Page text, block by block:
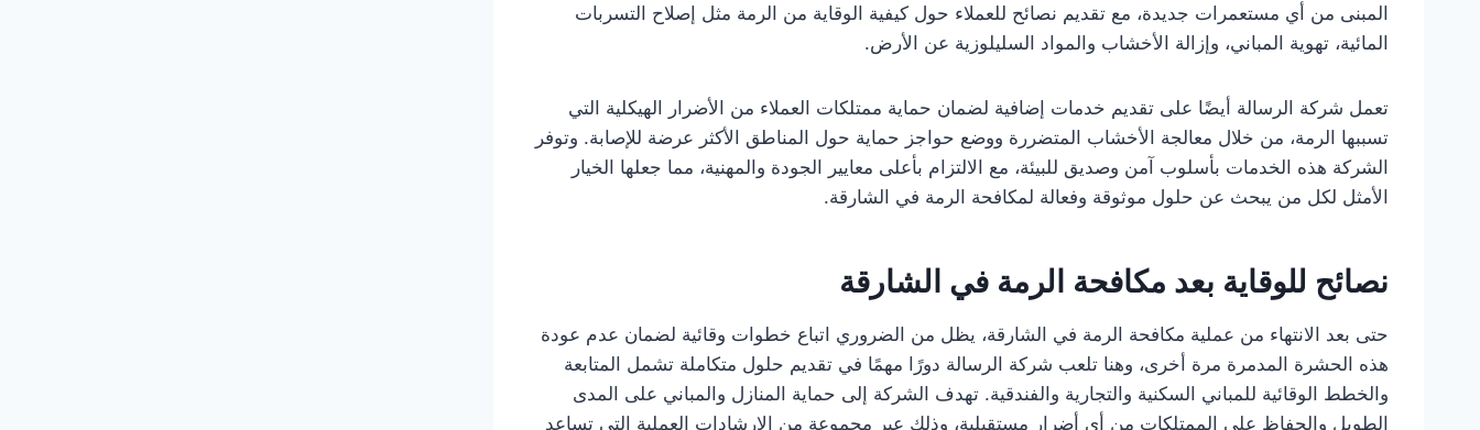
المبنى من أي مستعمرات جديدة، مع تقديم نصائح للعملاء حول كيفية الوقاية من الرمة مثل إصلاح التسربات
المائية، تهوية المباني، وإزالة الأخشاب والمواد السليلوزية عن الأرض.
تعمل شركة الرسالة أيضًا على تقديم خدمات إضافية لضمان حماية ممتلكات العملاء من الأضرار الهيكلية التي
تسببها الرمة، من خلال معالجة الأخشاب المتضررة ووضع حواجز حماية حول المناطق الأكثر عرضة للإصابة. وتوفر
الشركة هذه الخدمات بأسلوب آمن وصديق للبيئة، مع الالتزام بأعلى معايير الجودة والمهنية، مما جعلها الخيار
الأمثل لكل من يبحث عن حلول موثوقة وفعالة لمكافحة الرمة في الشارقة.
نصائح للوقاية بعد مكافحة الرمة في الشارقة
حتى بعد الانتهاء من عملية مكافحة الرمة في الشارقة، يظل من الضروري اتباع خطوات وقائية لضمان عدم عودة
هذه الحشرة المدمرة مرة أخرى، وهنا تلعب شركة الرسالة دورًا مهمًا في تقديم حلول متكاملة تشمل المتابعة
والخطط الوقائية للمباني السكنية والتجارية والفندقية. تهدف الشركة إلى حماية المنازل والمباني على المدى
الطويل والحفاظ على الممتلكات من أي أضرار مستقبلية، وذلك عبر مجموعة من الإرشادات العملية التي تساعد